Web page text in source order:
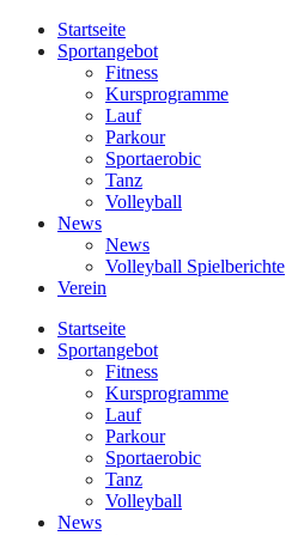
Startseite
Sportangebot
Fitness
Kursprogramme
Lauf
Parkour
Sportaerobic
Tanz
Volleyball
News
News
Volleyball Spielberichte
Verein
Startseite
Sportangebot
Fitness
Kursprogramme
Lauf
Parkour
Sportaerobic
Tanz
Volleyball
News